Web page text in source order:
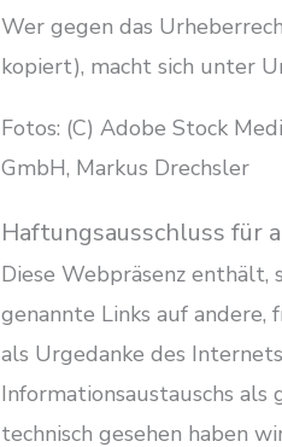
Wer gegen das
kopiert), macht sich unter
Fotos: (C) Adobe Stock
GmbH, Markus Drechsler
Haftungsausschluss für
Diese Webpräsenz enthält,
genannte Links auf andere,
als Urgedanke des
Informationsaustauschs als
technisch gesehen haben